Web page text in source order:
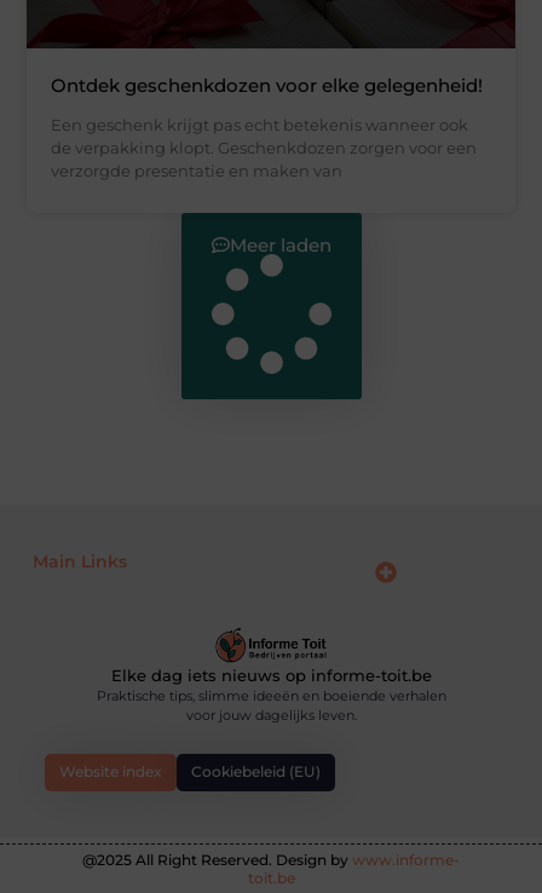
Ontdek geschenkdozen voor elke gelegenheid!
Een geschenk krijgt pas echt betekenis wanneer ook
de verpakking klopt. Geschenkdozen zorgen voor een
verzorgde presentatie en maken van
Meer laden
Main Links
Elke dag iets nieuws op informe-toit.be
Praktische tips, slimme ideeën en boeiende verhalen
voor jouw dagelijks leven.
Website index Cookiebeleid (EU)
@2025 All Right Reserved. Design by www.informe-
toit.be